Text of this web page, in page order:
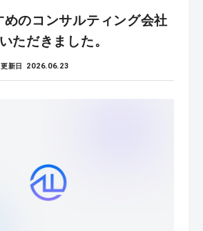
めのコンサルティング会社
ただきました。
更新日 2026.06.23